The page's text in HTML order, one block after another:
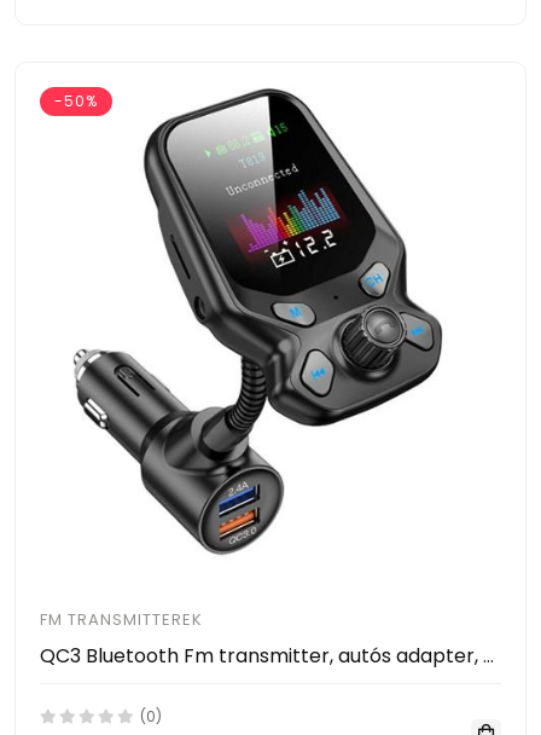
-50%
FM TRANSMITTEREK
QC3 Bluetooth Fm transmitter, autós adapter, Mp3 lejátszó Tf kártya támogatással, gyorstöltővel
(0)